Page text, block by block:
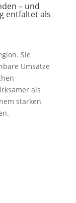
– und
entfaltet als
Sie
Umsätze
als
starken